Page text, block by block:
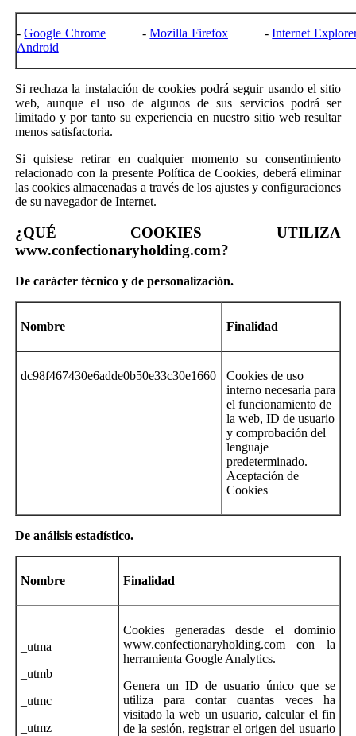
-Google Chrome-Mozilla Firefox-Internet
Android
Si rechaza la instalación de cookies podrá seguir usando el sitio
web, aunque el uso de algunos de sus servicios podrá ser
limitado y por tanto su experiencia en nuestro sitio web resultar
menos satisfactoria.
Si quisiese retirar en cualquier momento su consentimiento
relacionado con la presente Política de Cookies, deberá eliminar
las cookies almacenadas a través de los ajustes y configuraciones
de su navegador de Internet.
¿QUÉ COOKIES UTILIZA
www.confectionaryholding.com?
De carácter técnico y de personalización.
Nombre Finalidad
dc98f467430e6adde0b50e33c30e1660
Cookies de uso
interno necesaria para
el funcionamiento de
la web, ID de usuario
y comprobación del
lenguaje
predeterminado.
Aceptación de
Cookies
De análisis estadístico.
Nombre Finalidad
_utma
_utmb
_utmc
_utmz
Cookies generadas desde el dominio
www.confectionaryholding.com con la
herramienta Google Analytics.
Genera un ID de usuario único que se
utiliza para contar cuantas veces ha
visitado la web un usuario, calcular el fin
de la sesión, registrar el origen del usuario